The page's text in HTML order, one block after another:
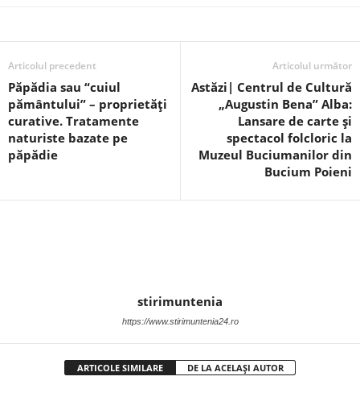
Articolul precedent
Păpădia sau “cuiul
pământului” – proprietăţi
curative. Tratamente
naturiste bazate pe
păpădie
Articolul următor
Astăzi| Centrul de Cultură
„Augustin Bena” Alba:
Lansare de carte și
spectacol folcloric la
Muzeul Buciumanilor din
Bucium Poieni
stirimuntenia
https://www.stirimuntenia24.ro
ARTICOLE SIMILARE DE LA ACELAȘI AUTOR